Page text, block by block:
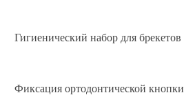
Гигиенический набор для брекетов
Фиксация ортодонтической кнопки